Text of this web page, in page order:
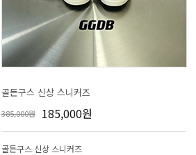
골든구스 신상 스니커즈
385,000원 185,000원
골든구스 신상 스니커즈